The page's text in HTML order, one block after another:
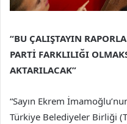
“BU ÇALIŞTAYIN
PARTİ FARKLILIĞI
AKTARILACAK”
“Sayın Ekrem
Türkiye Belediyeler Birliği